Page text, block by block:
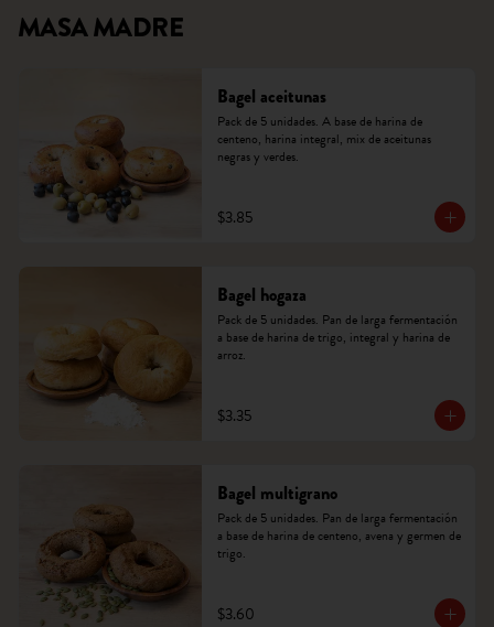
MASA MADRE
Bagel aceitunas
Pack de 5 unidades. A base de harina de
centeno, harina integral, mix de aceitunas
negras y verdes.
$3.85
Bagel hogaza
Pack de 5 unidades. Pan de larga fermentación
a base de harina de trigo, integral y harina de
arroz.
$3.35
Bagel multigrano
Pack de 5 unidades. Pan de larga fermentación
a base de harina de centeno, avena y germen de
trigo.
$3.60